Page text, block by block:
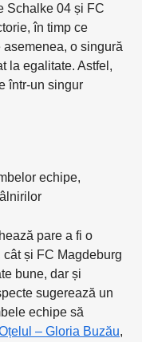
Schalke 04 și FC
în timp ce
o singură
la egalitate. Astfel,
într-un singur
echipe,
pare a fi o
și FC Magdeburg
bune, dar și
sugerează un
echipe să
– Gloria Buzău,